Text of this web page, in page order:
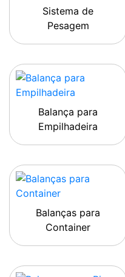
Sistema de
Pesagem
Balança para
Empilhadeira
Balanças para
Container